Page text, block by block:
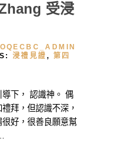
受浸
浸禮見證, 第四
下， 認識神。 偶
拜，但認識不深，
很好，很善良願意幫